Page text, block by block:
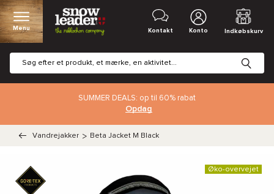
Menu Kontakt Konto Indkøbskurv
SUMMER DEALS: op til 60% rabat
Opdag
Vandrejakker > Beta Jacket M Black
Øko-overvejet